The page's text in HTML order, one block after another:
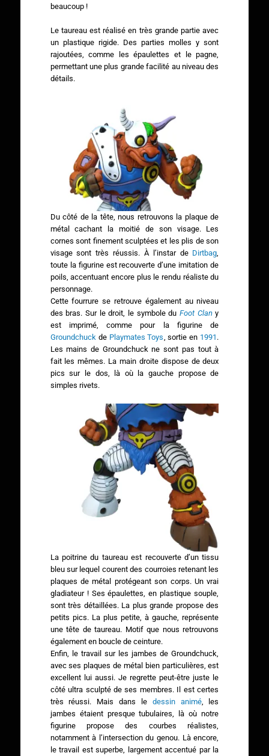
beaucoup !
Le taureau est réalisé en très grande partie avec
un plastique rigide. Des parties molles y sont
rajoutées, comme les épaulettes et le pagne,
permettant une plus grande facilité au niveau des
détails.
Du côté de la tête, nous retrouvons la plaque de
métal cachant la moitié de son visage. Les
cornes sont finement sculptées et les plis de son
visage sont très réussis. À l’instar de Dirtbag,
toute la figurine est recouverte d’une imitation de
poils, accentuant encore plus le rendu réaliste du
personnage.
Cette fourrure se retrouve également au niveau
des bras. Sur le droit, le symbole duFoot Clany
est imprimé, comme pour la figurine de
Groundchuckde Playmates Toys, sortie en 1991 .
Les mains de Groundchuck ne sont pas tout à
fait les mêmes. La main droite dispose de deux
pics sur le dos, là où la gauche propose de
simples rivets.
La poitrine du taureau est recouverte d’un tissu
bleu sur lequel courent des courroies retenant les
plaques de métal protégeant son corps. Un vrai
gladiateur ! Ses épaulettes, en plastique souple,
sont très détaillées. La plus grande propose des
petits pics. La plus petite, à gauche, représente
une tête de taureau. Motif que nous retrouvons
également en boucle de ceinture.
Enfin, le travail sur les jambes de Groundchuck,
avec ses plaques de métal bien particulières, est
excellent lui aussi. Je regrette peut-être juste le
côté ultra sculpté de ses membres. Il est certes
très réussi. Mais dans le dessin animé, les
jambes étaient presque tubulaires, là où notre
figurine propose des courbes réalistes,
notamment à l’intersection du genou. Là encore,
le travail est superbe, largement accentué par la